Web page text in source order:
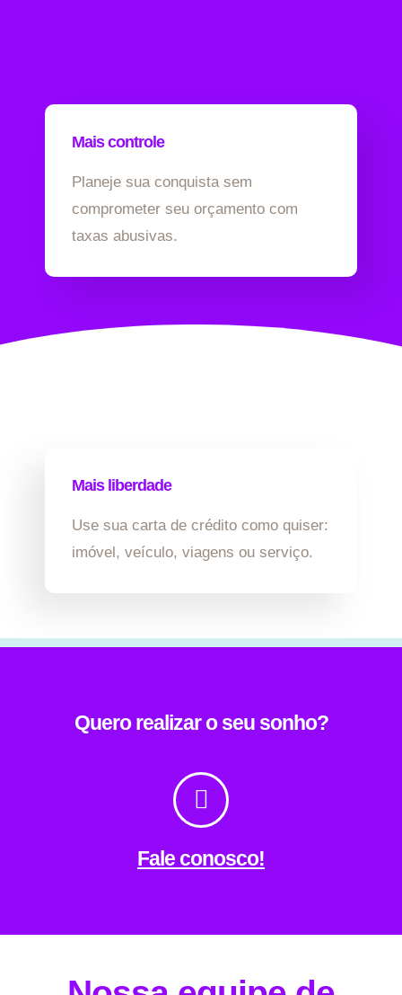
Mais controle
Planeje sua conquista sem
comprometer seu orçamento com
taxas abusivas.
Mais liberdade
Use sua carta de crédito como quiser:
imóvel, veículo, viagens ou serviço.
Quero realizar o seu sonho?
Fale conosco!